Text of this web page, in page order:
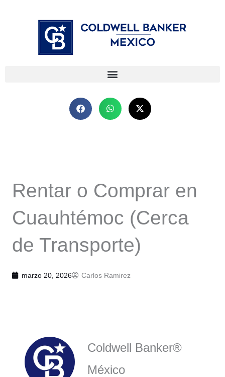
Rentar o Comprar en
Cuauhtémoc (Cerca
de Transporte)
marzo 20, 2026 Carlos Ramirez
Coldwell Banker®
México